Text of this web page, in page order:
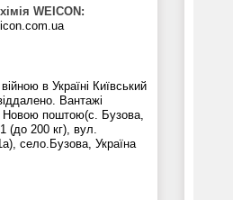
кріпить металеві елементи в
WEICON
в Україні Київський
Вантажі
Новою поштою(с. Бузова,
(до 200 кг), вул.
село.Бузова, Україна